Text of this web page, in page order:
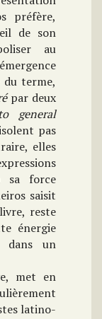
préfère,
de son
au
du terme,
par deux
general
pas
elles
sa force
saisit
reste
énergie
dans un
met en
latino-